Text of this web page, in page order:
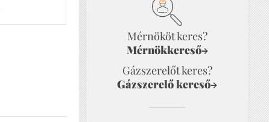
Mérnököt keres?
Mérnökkereső→
Gázszerelőt keres?
Gázszerelő kereső→